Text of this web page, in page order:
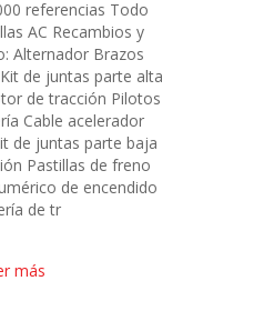
referencias Todo
AC Recambios y
Alternador Brazos
de juntas parte alta
de tracción Pilotos
Cable acelerador
de juntas parte baja
Pastillas de freno
de encendido
de tr
más